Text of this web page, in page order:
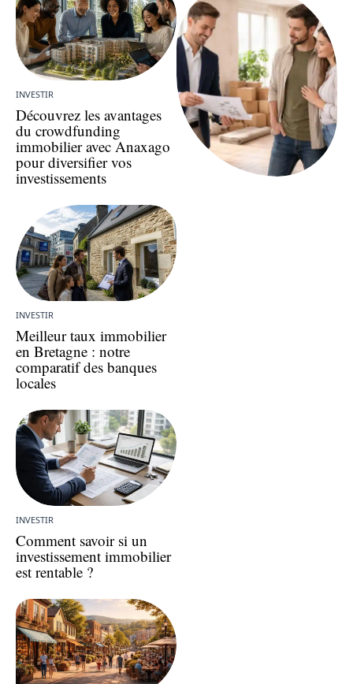
INVESTIR
Découvrez les avantages
du crowdfunding
immobilier avec Anaxago
pour diversifier vos
investissements
INVESTIR
Meilleur taux immobilier
en Bretagne : notre
comparatif des banques
locales
INVESTIR
Comment savoir si un
investissement immobilier
est rentable ?